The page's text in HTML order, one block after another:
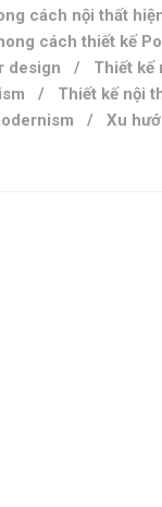
cách nội thất
cách thiết kế
design / Thiết kế
/ Thiết kế nội
/ Xu